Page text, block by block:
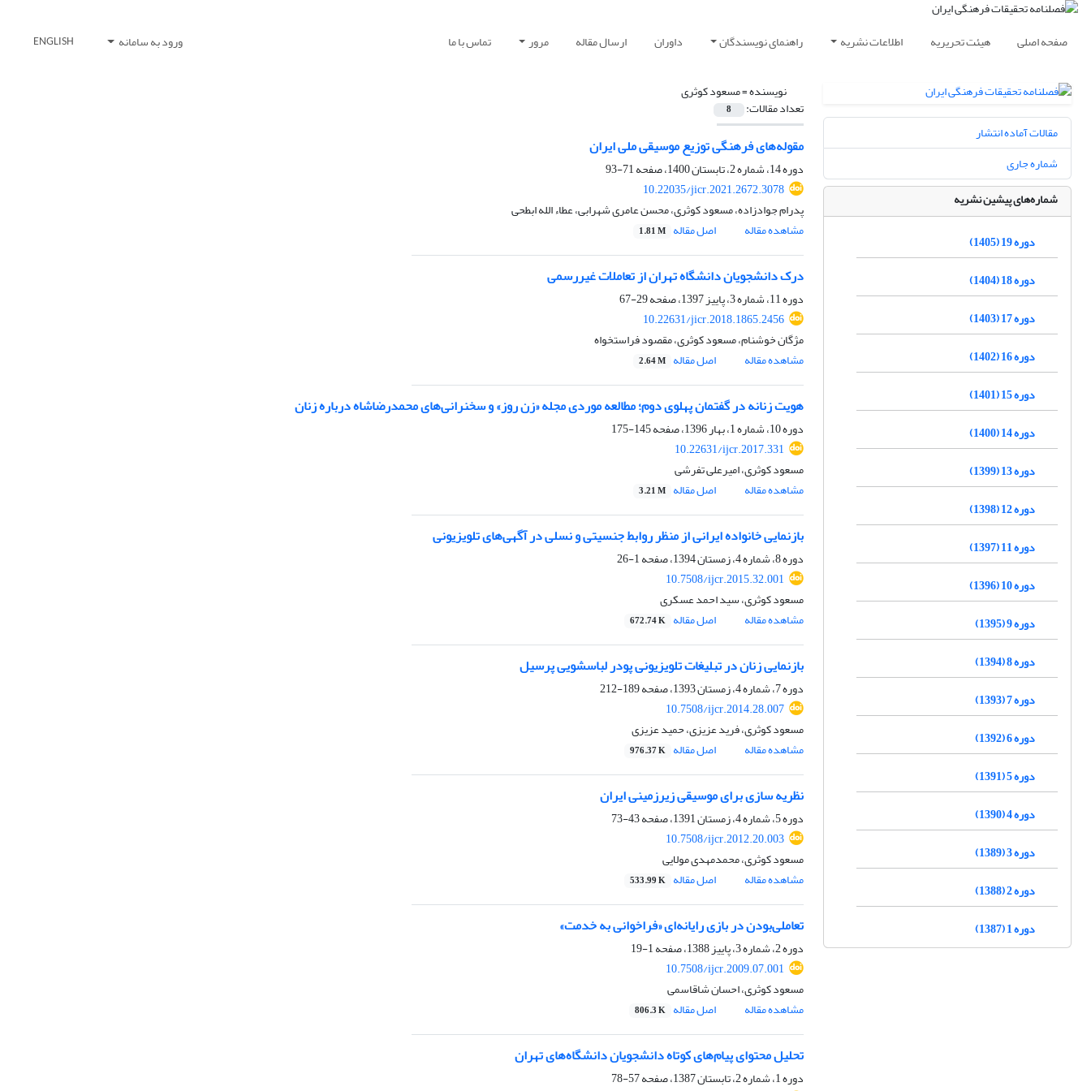
صفحه اصلی هیئت تحریریه اطلاعات نشریه راهنمای نویسندگان داوران ارسال مقاله مرور تماس با ما ورود به سامانه ENGLISH
نویسنده =مسعود کوثری
تعداد مقالات: 8
مقوله‌های فرهنگی توزیع موسیقی ملی ایران
دوره 14، شماره 2، تابستان 1400، صفحه
71-93
10.22035/jicr.2021.2672.3078
پدرام جوادزاده، مسعود کوثری، محسن عامری شهرابی، عطاء الله ابطحی
مشاهده مقاله
اصل مقاله 1.81 M
درک دانشجویان دانشگاه تهران از تعاملات غیررسمی
دوره 11، شماره 3، پاییز 1397، صفحه
29-67
10.22631/jicr.2018.1865.2456
مژگان خوشنام، مسعود کوثری، مقصود فراستخواه
مشاهده مقاله
اصل مقاله 2.64 M
هویت زنانه در گفتمان پهلوی دوم؛ مطالعه موردی مجله «زن روز» و سخنرانی‌های محمدرضاشاه درباره زنان
دوره 10، شماره 1، بهار 1396، صفحه
145-175
10.22631/ijcr.2017.331
مسعود کوثری، امیرعلی تفرشی
مشاهده مقاله
اصل مقاله 3.21 M
بازنمایی خانواده ایرانی از منظر روابط جنسیتی و نسلی در آگهی‌های تلویزیونی
دوره 8، شماره 4، زمستان 1394، صفحه
1-26
10.7508/ijcr.2015.32.001
مسعود کوثری، سید احمد عسکری
مشاهده مقاله
اصل مقاله 672.74 K
بازنمایی زنان در تبلیغات تلویزیونی پودر لباسشویی پرسیل
دوره 7، شماره 4، زمستان 1393، صفحه
189-212
10.7508/ijcr.2014.28.007
مسعود کوثری، فرید عزیزی، حمید عزیزی
مشاهده مقاله
اصل مقاله 976.37 K
نظریه سازی برای موسیقی زیرزمینی ایران
دوره 5، شماره 4، زمستان 1391، صفحه
43-73
10.7508/ijcr.2012.20.003
مسعود کوثری، محمدمهدی مولایی
مشاهده مقاله
اصل مقاله 533.99 K
تعاملی‌بودن در بازی رایانه‌ای «فراخوانی به خدمت»
دوره 2، شماره 3، پاییز 1388، صفحه
1-19
10.7508/ijcr.2009.07.001
مسعود کوثری، احسان شاقاسمی
مشاهده مقاله
اصل مقاله 806.3 K
تحلیل محتوای پیا‌م‌های کوتاه دانشجویان دانشگاه‌های تهران
دوره 1، شماره 2، تابستان 1387، صفحه
57-78
مقالات آماده انتشار
شماره جاری
شماره‌های پیشین نشریه
دوره 19 (1405)
دوره 18 (1404)
دوره 17 (1403)
دوره 16 (1402)
دوره 15 (1401)
دوره 14 (1400)
دوره 13 (1399)
دوره 12 (1398)
دوره 11 (1397)
دوره 10 (1396)
دوره 9 (1395)
دوره 8 (1394)
دوره 7 (1393)
دوره 6 (1392)
دوره 5 (1391)
دوره 4 (1390)
دوره 3 (1389)
دوره 2 (1388)
دوره 1 (1387)